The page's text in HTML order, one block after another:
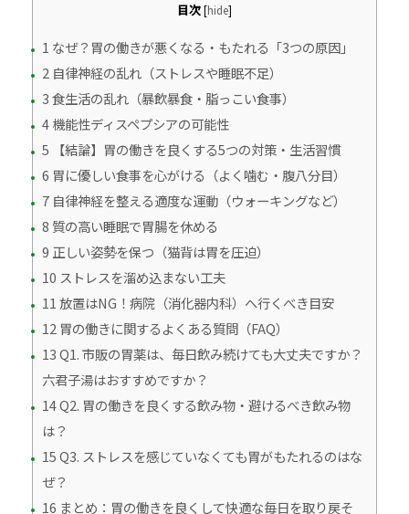
目次[hide]
1 なぜ？胃の働きが悪くなる・もたれる「3つの原因」
2 自律神経の乱れ（ストレスや睡眠不足）
3 食生活の乱れ（暴飲暴食・脂っこい食事）
4 機能性ディスペプシアの可能性
5 【結論】胃の働きを良くする5つの対策・生活習慣
6 胃に優しい食事を心がける（よく噛む・腹八分目）
7 自律神経を整える適度な運動（ウォーキングなど）
8 質の高い睡眠で胃腸を休める
9 正しい姿勢を保つ（猫背は胃を圧迫）
10 ストレスを溜め込まない工夫
11 放置はNG！病院（消化器内科）へ行くべき目安
12 胃の働きに関するよくある質問（FAQ）
13 Q1. 市販の胃薬は、毎日飲み続けても大丈夫ですか？
六君子湯はおすすめですか？
14 Q2. 胃の働きを良くする飲み物・避けるべき飲み物
は？
15 Q3. ストレスを感じていなくても胃がもたれるのはな
ぜ？
16 まとめ：胃の働きを良くして快適な毎日を取り戻そ